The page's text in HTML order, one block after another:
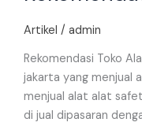
Artikel / admin
Rekomendasi Toko
jakarta yang menjual
menjual alat alat
di jual dipasaran
Safety